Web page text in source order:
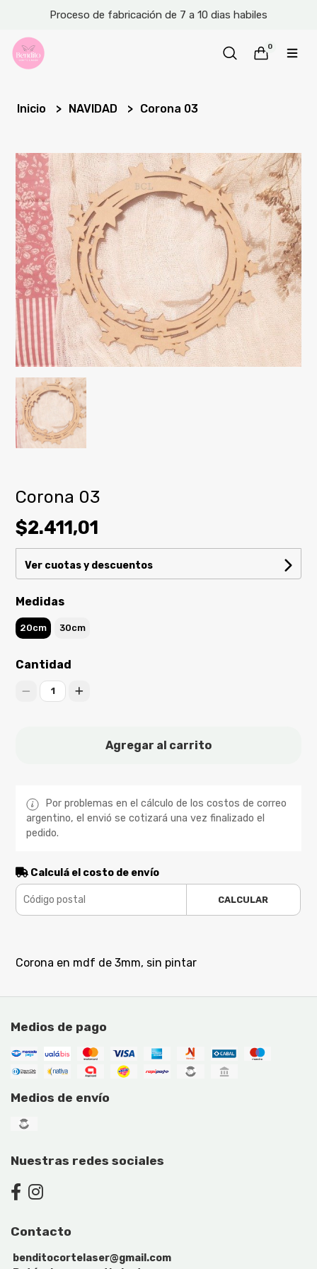
Proceso de fabricación de 7 a 10 dias habiles
0
Inicio NAVIDAD Corona 03
Corona 03
$2.411,01
Ver cuotas y descuentos
Medidas
20cm 30cm
Cantidad
1
Agregar al carrito
Por problemas en el cálculo de los costos de correo
argentino, el envió se cotizará una vez finalizado el
pedido.
Calculá el costo de envío
CALCULAR
Corona en mdf de 3mm, sin pintar
Medios de pago
Medios de envío
Nuestras redes sociales
Contacto
benditocortelaser@gmail.com